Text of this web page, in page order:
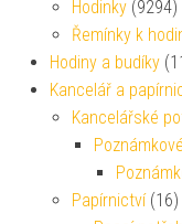
Hodinky (9294)
Řemínky k
Hodiny a budíky
Kancelář a
Kancelářské
Papírnictví (16)